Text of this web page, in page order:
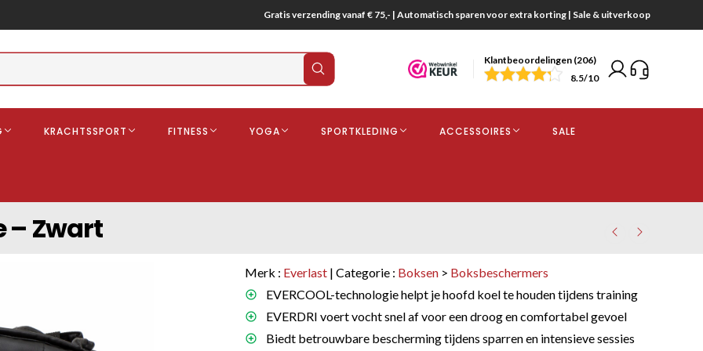
Gratis verzending vanaf € 75,- | Automatisch sparen voor extra korting | Sale & uitverkoop
Klantbeoordelingen (206)
8.5/10
KRACHTSSPORT FITNESS YOGA SPORTKLEDING ACCESSOIRES SALE
– Zwart
Merk : Everlast | Categorie : Boksen > Boksbeschermers
EVERCOOL-technologie helpt je hoofd koel te houden tijdens training
EVERDRI voert vocht snel af voor een droog en comfortabel gevoel
Biedt betrouwbare bescherming tijdens sparren en intensieve sessies